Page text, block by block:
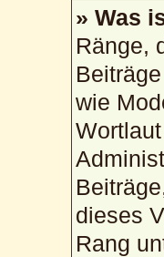
» Was
Ränge,
wie
dieses
Rang